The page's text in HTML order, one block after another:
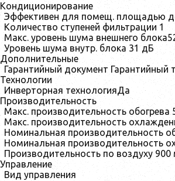
Кондиционирование
Эффективен для помещ. площадью
Количество ступеней фильтрации 1
Макс. уровень шума внешнего блока
Уровень шума внутр. блока 31 дБ
Дополнительные
Гарантийный документ Гарантийный
Технологии
Инверторная технологияДа
Производительность
Макс. производительность обогрева
Макс. производительность
Номинальная производительность
Номинальная производительность
Производительность по воздуху 900
Управление
Вид управления